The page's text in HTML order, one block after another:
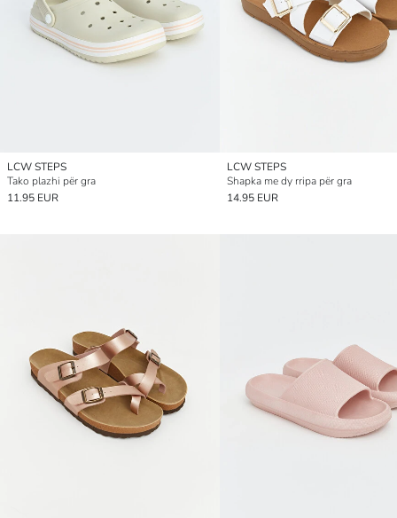
LCW STEPS
Tako plazhi për gra
11.95 EUR
LCW STEPS
Shapka me dy rripa për gra
14.95 EUR